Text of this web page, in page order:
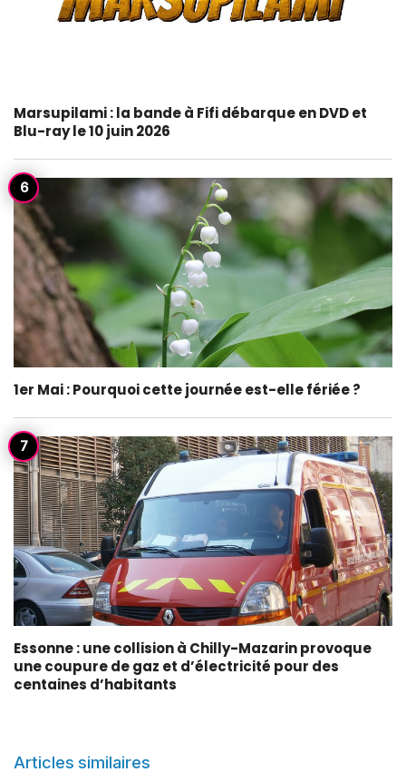
Marsupilami : la bande à Fifi débarque en DVD et
Blu-ray le 10 juin 2026
1er Mai : Pourquoi cette journée est-elle fériée ?
Essonne : une collision à Chilly-Mazarin provoque
une coupure de gaz et d’électricité pour des
centaines d’habitants
Articles similaires